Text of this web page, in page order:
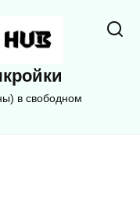
в свободном